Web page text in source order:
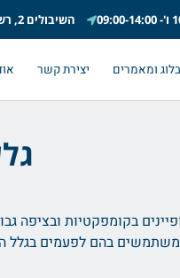
השיבולים 2, רשפון
בלוג ומאמרים יצירת קשר
בקומפקטיות ובציפה
בהם לפעמים בגלל